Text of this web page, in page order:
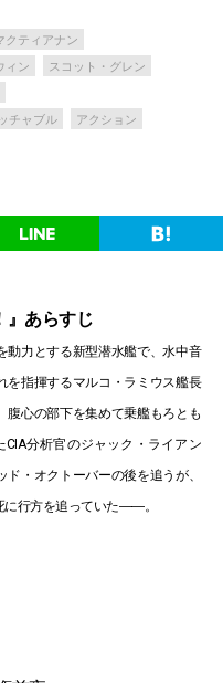
クティアナン
ィン
スコット・グレン
チャブル
アクション
』あらすじ
動力とする新型潜水艦で、水中音
を指揮するマルコ・ラミウス艦長
腹心の部下を集めて乗艦もろとも
分析官のジャック・ライアン
・オクトーバーの後を追うが、
に行方を追っていた――。